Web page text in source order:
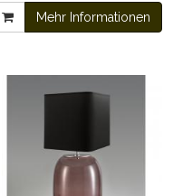
Mehr Informationen